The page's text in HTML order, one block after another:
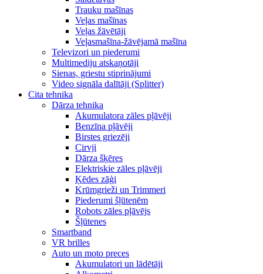
Trauku mašīnas
Veļas mašīnas
Veļas žāvētāji
Veļasmašīna-žāvējamā mašīna
Televizori un piederumi
Multimediju atskaņotāji
Sienas, griestu stiprinājumi
Video signāla dalītāji (Splitter)
Cita tehnika
Dārza tehnika
Akumulatora zāles pļāvēji
Benzīna pļāvēji
Birstes griezēji
Cirvji
Dārza šķēres
Elektriskie zāles pļāvēji
Ķēdes zāģi
Krūmgrieži un Trimmeri
Piederumi šļūtenēm
Robots zāles pļāvējs
Šļūtenes
Smartband
VR brilles
Auto un moto preces
Akumulatori un lādētāji